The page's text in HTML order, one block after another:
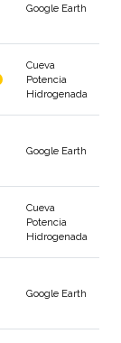
Google Earth
Cueva
Potencia
Hidrogenada
Google Earth
Cueva
Potencia
Hidrogenada
Google Earth